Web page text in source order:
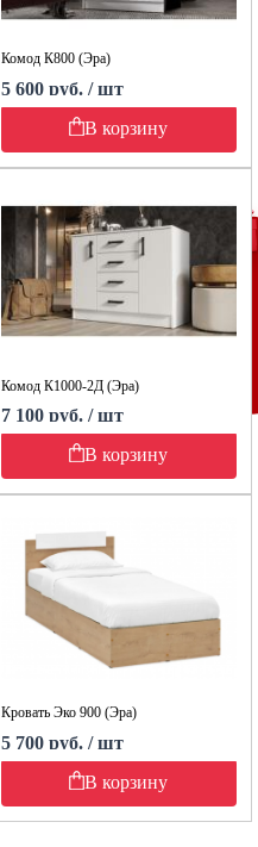
Комод К800 (Эра)
5 600 руб. / шт
В корзину
Комод К1000-2Д (Эра)
7 100 руб. / шт
В корзину
Кровать Эко 900 (Эра)
5 700 руб. / шт
В корзину